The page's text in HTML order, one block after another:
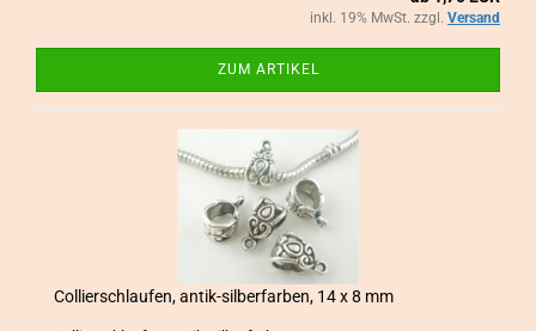
inkl. 19% MwSt. zzgl. Versand
ZUM ARTIKEL
Col­lier­schlau­fen, antik-​​sil­ber­far­ben, 14 x 8 mm